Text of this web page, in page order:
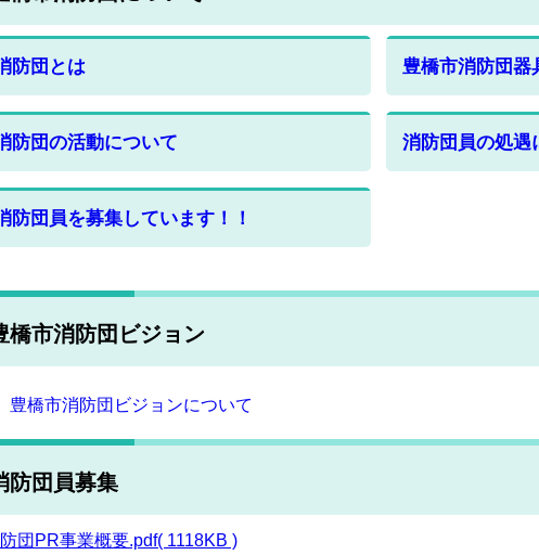
防団とは 豊橋市消防団器
防団の活動について 消防団員の処遇
防団員を募集しています！！
橋市消防団ビジョン
豊橋市消防団ビジョンについて
防団員募集
団PR事業概要.pdf( 1118KB )